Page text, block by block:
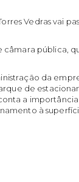
Vedras vai
pública,
da
de
a
à